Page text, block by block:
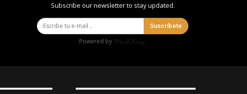
Subscribe our newsletter to stay updated.
Suscríbete
Powered by